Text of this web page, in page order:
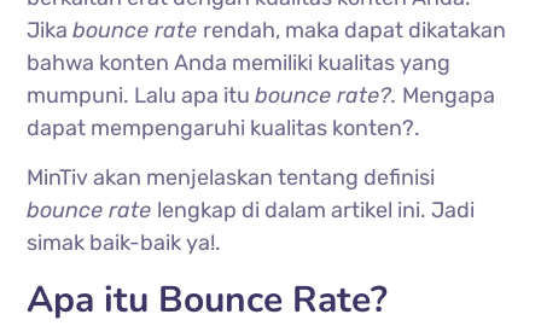
Jikabounce rate rendah, maka dapat dikatakan
bahwa konten Anda memiliki kualitas yang
mumpuni. Lalu apa itubounce rate?. Mengapa
dapat mempengaruhi kualitas konten?.
MinTiv akan menjelaskan tentang definisi
bounce rate lengkap di dalam artikel ini. Jadi
simak baik-baik ya!.
Apa itu Bounce Rate?